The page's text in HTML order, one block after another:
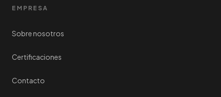
EMPRESA
Sobre nosotros
Certificaciones
Contacto